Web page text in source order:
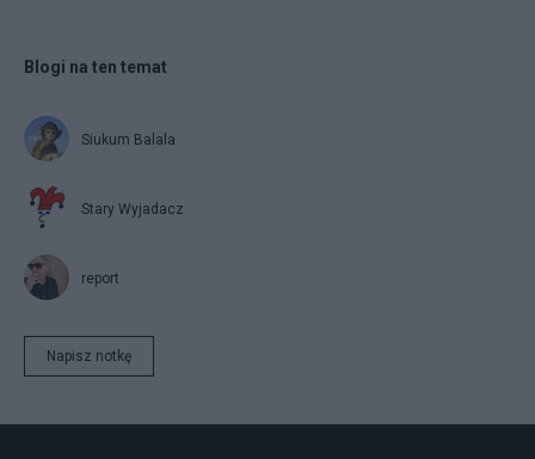
Blogi na ten temat
Siukum Balala
Stary Wyjadacz
report
Napisz notkę